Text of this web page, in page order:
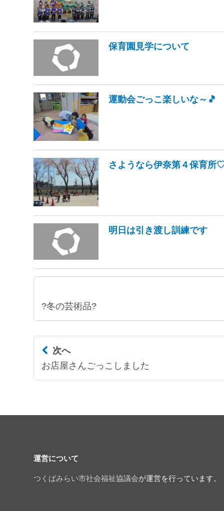
保育園見学について
運動会ごっこ楽しいな～🎵
さようなら伊奈第４保育所
明日は引き渡し訓練です
?冬の芸術品?
次へ
お店屋さんごっこしました
運営について
つくばみらい市社会福祉協議会が運営を行っています。